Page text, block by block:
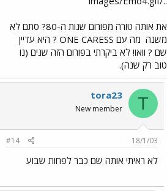
את אותה טורה מפורום שנות ה-80? סתם לא
משנה
מה עם ONE CARESS ? היא עדיין
שם ? וואו! לא ביקרתי בפורום הזה שנים (נו
טוב רק שנה).
T
tora23
New member
18/1/03
#14
לא ראיתי אותה שם כבר לפחות שבוע